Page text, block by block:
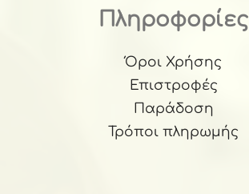
Πληροφορίες
Όροι Χρήσης
Επιστροφές
Παράδοση
Τρόποι πληρωμής